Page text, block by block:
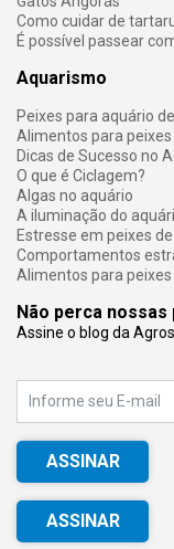
Como cuidar de
É possível passear
Aquarismo
Peixes para aquário
Alimentos para
Dicas de Sucesso no
O que é Ciclagem?
Algas no aquário
A iluminação do
Estresse em peixes
Comportamentos
Alimentos para
Não perca
Assine o blog da
ASSINAR